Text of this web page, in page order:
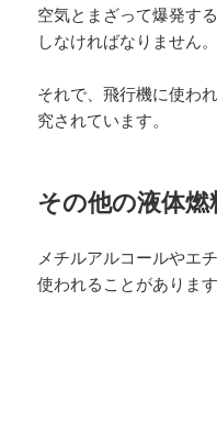
空気とまざって爆発す
しなければなりません。
それで、飛行機に使わ
究されています。
その他の液体燃
メチルアルコールやエ
使われることがあります